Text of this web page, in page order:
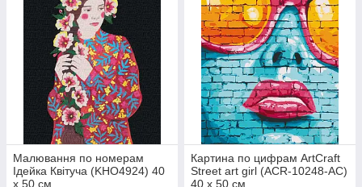
Малювання по номерам
Ідейка Квітуча (KHO4924) 40
х 50 см
Картина по цифрам ArtCraft
Street art girl (ACR-10248-AC)
40 х 50 см